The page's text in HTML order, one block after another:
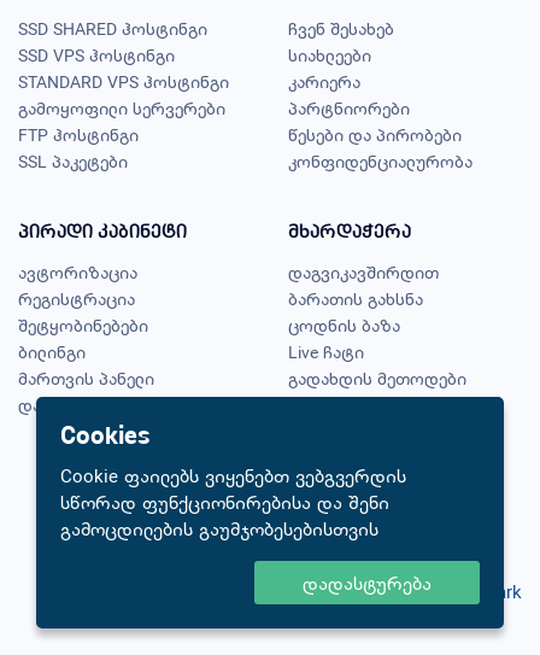
SSD SHARED ჰოსტინგი
SSD VPS ჰოსტინგი
STANDARD VPS ჰოსტინგი
გამოყოფილი სერვერები
FTP ჰოსტინგი
SSL პაკეტები
ჩვენ შესახებ
სიახლეები
კარიერა
პარტნიორები
წესები და პირობები
კონფიდენციალურობა
პირადი კაბინეტი
ავტორიზაცია
რეგისტრაცია
შეტყობინებები
ბილინგი
მართვის პანელი
დაგავიწყდა პაროლი?
მხარდაჭერა
დაგვიკავშირდით
ბარათის გახსნა
ცოდნის ბაზა
Live ჩატი
გადახდის მეთოდები
ჩემი შეთავაზებები
© 2026 FastCloud
Created by Netpark
Cookies
Cookie ფაილებს ვიყენებთ ვებგვერდის
სწორად ფუნქციონირებისა და შენი
გამოცდილების გაუმჯობესებისთვის
დადასტურება